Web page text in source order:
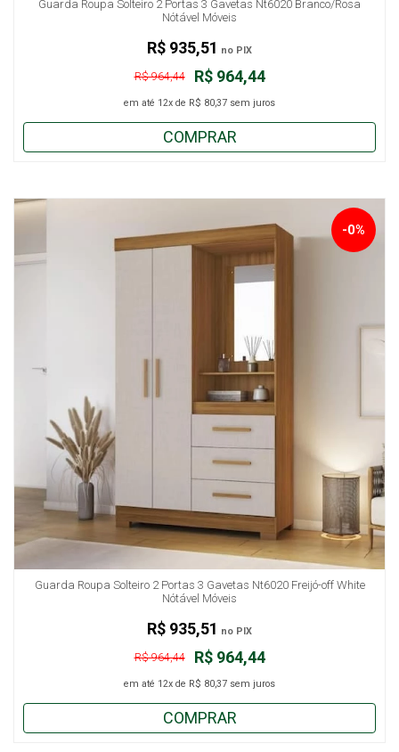
Guarda Roupa Solteiro 2 Portas 3 Gavetas Nt6020 Branco/Rosa
Nótável Móveis
R$ 964,44
R$ 964,44
em até 12x de R$ 80,37 sem juros
R$ 935,51 no PIX
COMPRAR
Guarda Roupa Solteiro 2 Portas 3 Gavetas Nt6020 Freijó-off White
Nótável Móveis
R$ 964,44
R$ 964,44
-0%
em até 12x de R$ 80,37 sem juros
R$ 935,51 no PIX
COMPRAR